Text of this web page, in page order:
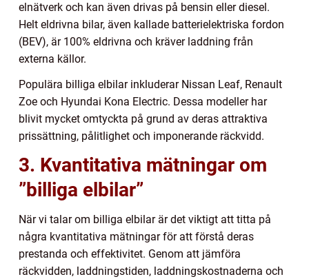
elnätverk och kan även drivas på bensin eller diesel.
Helt eldrivna bilar, även kallade batterielektriska fordon
(BEV), är 100% eldrivna och kräver laddning från
externa källor.
Populära billiga elbilar inkluderar Nissan Leaf, Renault
Zoe och Hyundai Kona Electric. Dessa modeller har
blivit mycket omtyckta på grund av deras attraktiva
prissättning, pålitlighet och imponerande räckvidd.
3. Kvantitativa mätningar om
”billiga elbilar”
När vi talar om billiga elbilar är det viktigt att titta på
några kvantitativa mätningar för att förstå deras
prestanda och effektivitet. Genom att jämföra
räckvidden, laddningstiden, laddningskostnaderna och